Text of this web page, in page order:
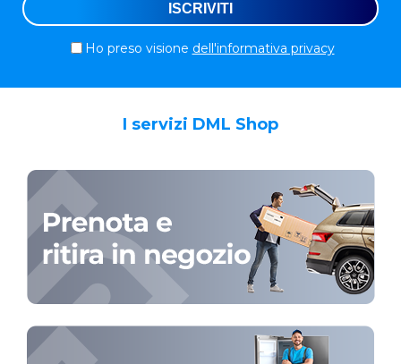
Ho preso visione dell'informativa privacy
I servizi DML Shop